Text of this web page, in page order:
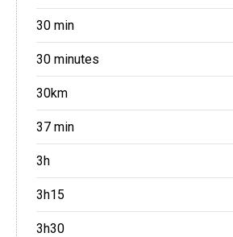
30 min
30 minutes
30km
37 min
3h
3h15
3h30